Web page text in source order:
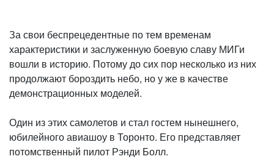
За свои беспрецедентные по тем временам
характеристики и заслуженную боевую славу МИГи
вошли в историю. Потому до сих пор несколько из них
продолжают бороздить небо, но у же в качестве
демонстрационных моделей.
Один из этих самолетов и стал гостем нынешнего,
юбилейного авиашоу в Торонто. Его представляет
потомственный пилот Рэнди Болл.